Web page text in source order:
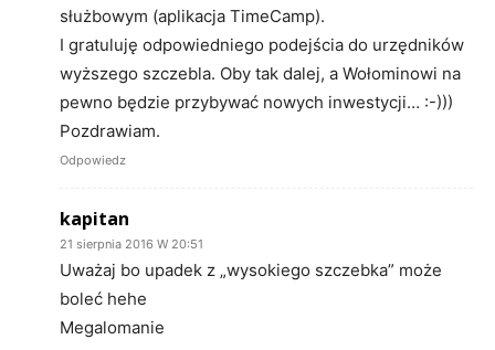
służbowym (aplikacja TimeCamp).
I gratuluję odpowiedniego podejścia do urzędników
wyższego szczebla. Oby tak dalej, a Wołominowi na
pewno będzie przybywać nowych inwestycji… :-)))
Pozdrawiam.
Odpowiedz
kapitan
21 sierpnia 2016 W 20:51
Uważaj bo upadek z „wysokiego szczebka” może
boleć hehe
Megalomanie